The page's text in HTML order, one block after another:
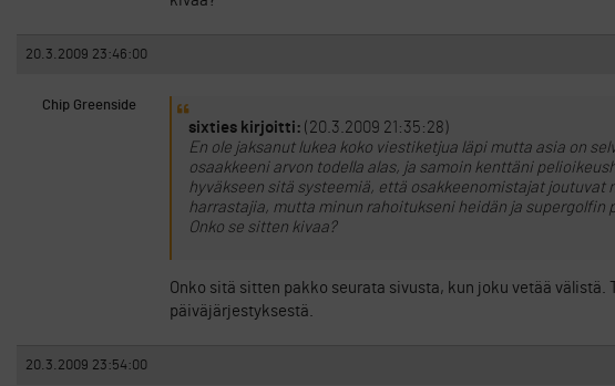
20.3.2009 23:46:00
Chip Greenside
sixties kirjoitti: (20.3.2009 21:35:28)
En ole jaksanut lukea koko viestiketjua läpi mutta asia on
osaakkeeni arvon todella alas, ja samoin kenttäni
hyväkseen sitä systeemiä, että osakkeenomistajat joutuvat
harrastajia, mutta minun rahoitukseni heidän ja
Onko se sitten kivaa?
Onko sitä sitten pakko seurata sivusta, kun joku vetää
päiväjärjestyksestä.
20.3.2009 23:54:00